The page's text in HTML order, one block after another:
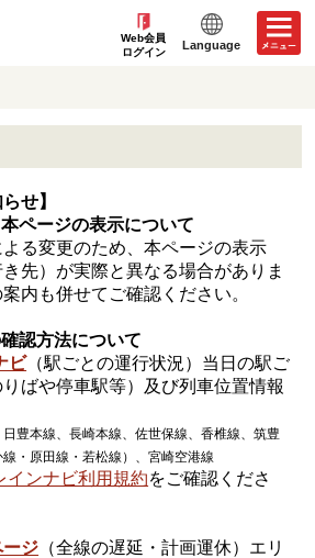
Web会員
ログイン
Language
せ】
ページの表示について
る変更のため、本ページの表示
き先）が実際と異なる場合がありま
内も併せてご確認ください。
認方法について
ビ（駅ごとの運行状況）当日の駅ご
ばや停車駅等）及び列車位置情報
豊本線、長崎本線、佐世保線、香椎線、筑豊
・原田線・若松線）、宮崎空港線
インナビ利用規約をご確認くださ
ジ （全線の遅延・計画運休）エリ